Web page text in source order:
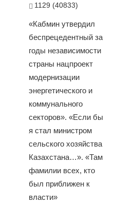
1129 (40833)
«Кабмин утвердил
беспрецедентный за
годы независимости
страны нацпроект
модернизации
энергетического и
коммунального
секторов». «Если бы
я стал министром
сельского хозяйства
Казахстана…». «Там
фамилии всех, кто
был приближен к
власти»